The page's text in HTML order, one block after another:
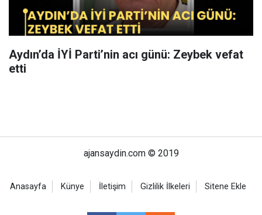
Aydın’da İYİ Parti’nin acı günü: Zeybek vefat
etti
ajansaydin.com © 2019
Anasayfa Künye İletişim Gizlilik İlkeleri Sitene Ekle